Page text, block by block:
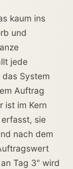
kaum ins
und
jede
System
Auftrag
ist im Kern
sie
nach dem
Tag 3" wird